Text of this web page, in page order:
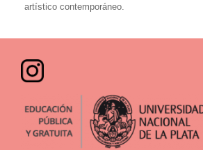
artístico contemporáneo.